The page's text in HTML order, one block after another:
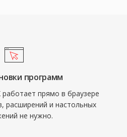
программ
работает прямо в браузере
расширений и настольных
не нужно.